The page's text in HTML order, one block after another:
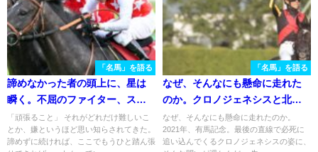
「名馬」を語る
諦めなかった者の頭上に、星は
瞬く。不屈のファイター、ステ
ラヴェローチェ
「頑張ること」 それがどれだけ難しいこ
とか、嫌というほど思い知らされてきた。
諦めずに続ければ、ここでもうひと踏ん張
「名馬」を語る
なぜ、そんなにも懸命に走れた
のか。クロノジェネシスと北村
友一騎手の1,212日。
なぜ、そんなにも懸命に走れたのか。
2021年、有馬記念。最後の直線で必死に
追い込んでくるクロノジェネシスの姿に、